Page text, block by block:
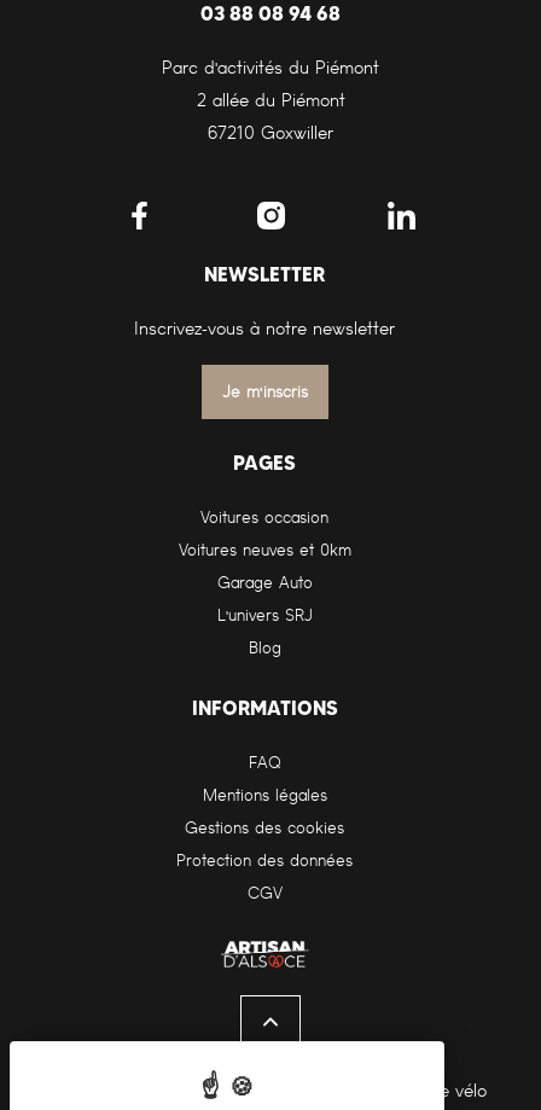
03 88 08 94 68
Parc d'activités du Piémont
2 allée du Piémont
67210 Goxwiller
NEWSLETTER
Inscrivez-vous à notre newsletter
Je m'inscris
PAGES
Voitures occasion
Voitures neuves et 0km
Garage Auto
L'univers SRJ
Blog
INFORMATIONS
FAQ
Mentions légales
Gestions des cookies
Protection des données
CGV
Pour les trajets courts, privilégiez la marche ou le vélo